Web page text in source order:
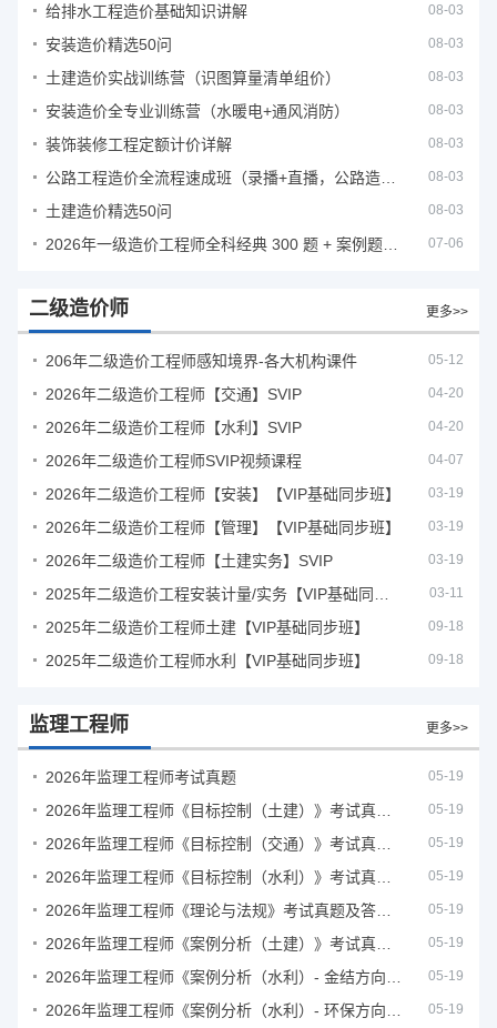
给排水工程造价基础知识讲解 08-03
安装造价精选50问 08-03
土建造价实战训练营（识图算量清单组价） 08-03
安装造价全专业训练营（水暖电+通风消防） 08-03
装饰装修工程定额计价详解 08-03
08-03
土建造价精选50问 08-03
07-06
二级造价师 更多>>
206年二级造价工程师感知境界-各大机构课件 05-12
2026年二级造价工程师【交通】SVIP 04-20
2026年二级造价工程师【水利】SVIP 04-20
2026年二级造价工程师SVIP视频课程 04-07
2026年二级造价工程师【安装】【VIP基础同步班】 03-19
2026年二级造价工程师【管理】【VIP基础同步班】 03-19
2026年二级造价工程师【土建实务】SVIP 03-19
03-11
2025年二级造价工程师土建【VIP基础同步班】 09-18
2025年二级造价工程师水利【VIP基础同步班】 09-18
监理工程师 更多>>
2026年监理工程师考试真题 05-19
05-19
05-19
05-19
05-19
05-19
05-19
05-19